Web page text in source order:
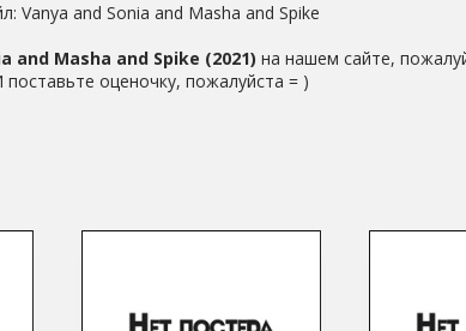
Vanya and Sonia and Masha and Spike
and Masha and Spike (2021) на нашем сайте,
оценочку, пожалуйста = )